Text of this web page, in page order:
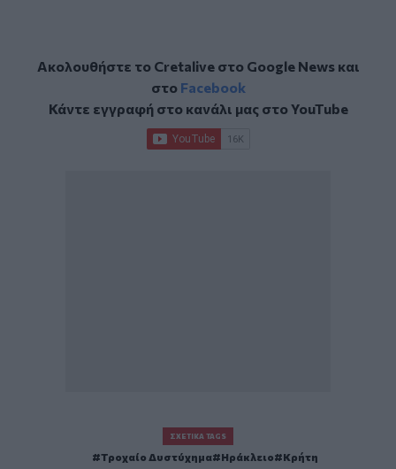
Ακολουθήστε το Cretalive στο Google Newsκαι
στο Facebook
Κάντε εγγραφή στο κανάλι μας στοYouTube
ΣΧΕΤΙΚΆ TAGS
Τροχαίο Δυστύχημα Ηράκλειο Κρήτη